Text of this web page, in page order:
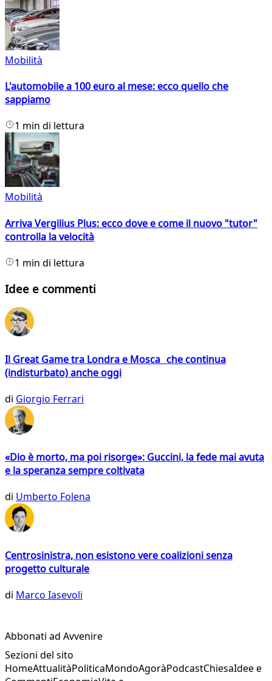
Mobilità
L'automobile a 100 euro al mese: ecco quello che
sappiamo
1 min di lettura
Mobilità
Arriva Vergilius Plus: ecco dove e come il nuovo "tutor"
controlla la velocità
1 min di lettura
Idee e commenti
Il Great Game tra Londra e Mosca che continua
(indisturbato) anche oggi
di Giorgio Ferrari
«Dio è morto, ma poi risorge»: Guccini, la fede mai avuta
e la speranza sempre coltivata
di Umberto Folena
Centrosinistra, non esistono vere coalizioni senza
progetto culturale
di Marco Iasevoli
Abbonati ad Avvenire
Sezioni del sito
HomeAttualitàPoliticaMondoAgoràPodcastChiesaIdee e